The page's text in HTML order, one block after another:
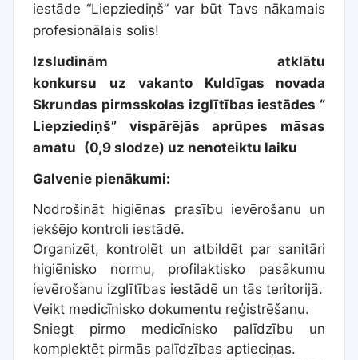
iestāde “Liepziediņš” var būt Tavs nākamais
profesionālais solis!
Izsludinām atklātu
konkursu
uz vakanto Kuldīgas novada
Skrundas pirmsskolas izglītības iestādes “
Liepziediņš” vispārējās aprūpes māsas
amatu (0,9 slodze) uz nenoteiktu laiku
Galvenie pienākumi:
Nodrošināt higiēnas prasību ievērošanu un
iekšējo kontroli iestādē.
Organizēt, kontrolēt un atbildēt par sanitāri
higiēnisko normu, profilaktisko pasākumu
ievērošanu izglītības iestādē un tās teritorijā.
Veikt medicīnisko dokumentu reģistrēšanu.
Sniegt pirmo medicīnisko palīdzību un
komplektēt pirmās palīdzības aptieciņas.